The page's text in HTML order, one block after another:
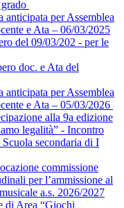
per Assemblea
e Ata – 06/03/2025
del 09/03/202 - per le
doc. e Ata del
per Assemblea
e Ata – 05/03/2026
alla 9a edizione
legalità” - Incontro
secondaria di I
commissione
per l’ammissione al
a.s. 2026/2027
di Area “Giochi